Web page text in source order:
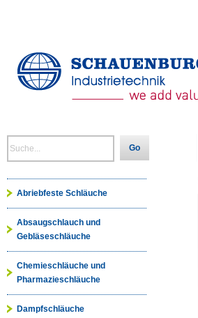
Go
Abriebfeste Schläuche
Absaugschlauch und
Gebläseschläuche
Chemieschläuche und
Pharmazieschläuche
Dampfschläuche